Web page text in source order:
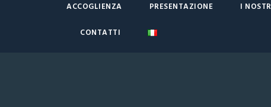
ACCOGLIENZA PRESENTAZIONE I
CONTATTI